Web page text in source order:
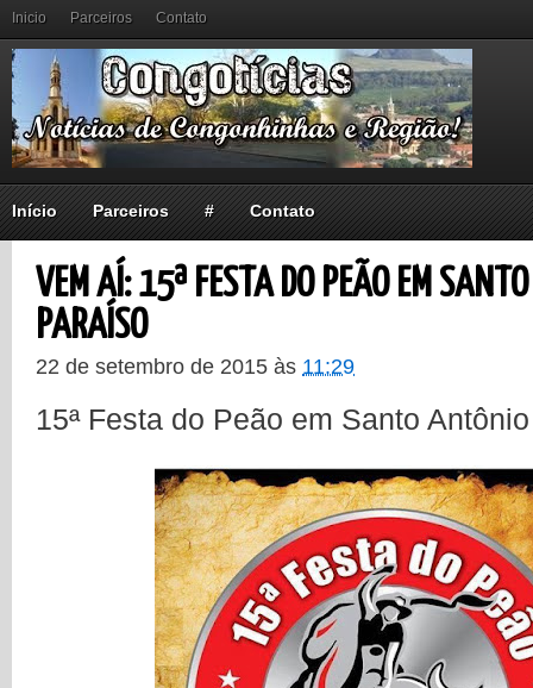
Inicio Parceiros Contato
Início Parceiros # Contato
VEM AÍ: 15ª FESTA DO PEÃO EM
PARAÍSO
22 de setembro de 2015 às 11:29
15ª Festa do Peão em Santo